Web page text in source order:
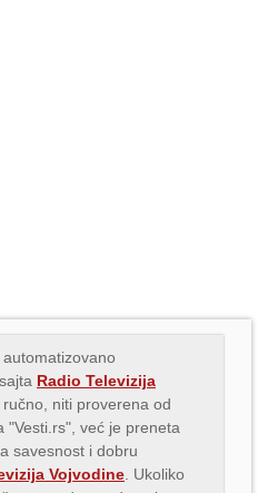
Radio Televizija
ručno, niti proverena od
"Vesti.rs", već je preneta
savesnost i dobru
Vojvodine . Ukoliko